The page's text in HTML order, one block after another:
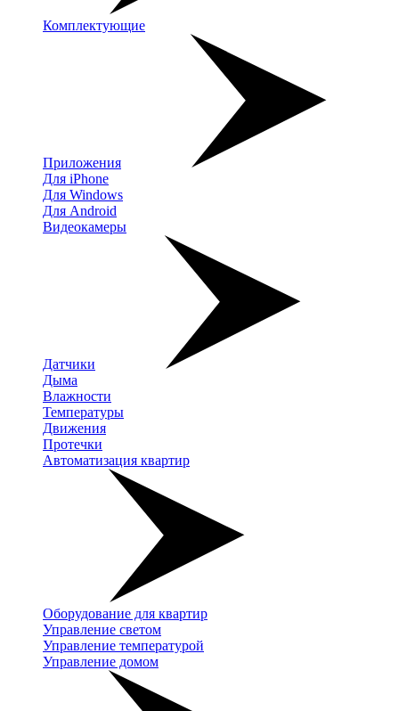
Комплектующие
Приложения
Для iPhone
Для Windows
Для Android
Видеокамеры
Датчики
Дыма
Влажности
Температуры
Движения
Протечки
Автоматизация квартир
Оборудование для квартир
Управление светом
Управление температурой
Управление домом